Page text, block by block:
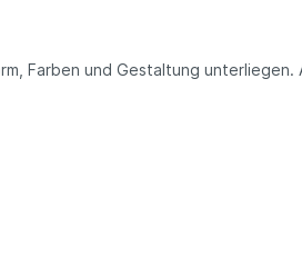
Farben und Gestaltung unterliegen.